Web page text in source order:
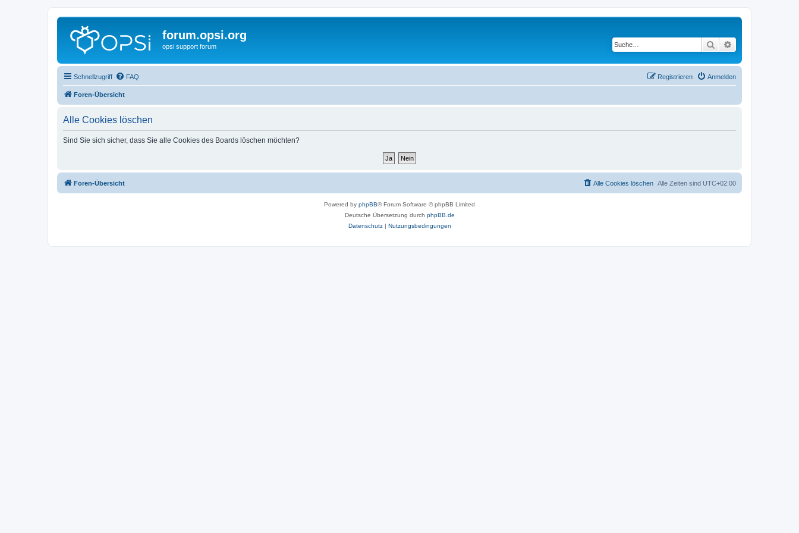
forum.opsi.org
opsi support forum Suche
Schnellzugriff FAQ Anmelden
Registrieren
Foren-Übersicht
Alle Cookies löschen
Sind Sie sich sicher, dass Sie alle Cookies des Boards löschen möchten?
Foren-Übersicht Alle Zeiten sind UTC+02:00
Alle Cookies löschen
Powered by phpBB® Forum Software © phpBB Limited
Deutsche Übersetzung durch phpBB.de
Datenschutz| Nutzungsbedingungen